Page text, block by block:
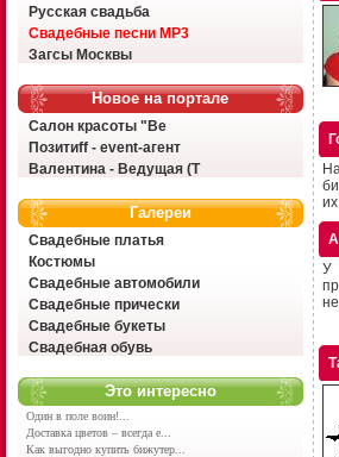
Русская свадьба
Свадебные песни MP3
Загсы Москвы
Новое на портале
Салон красоты "Ве
Позитиff - event-агент
Валентина - Ведущая (Т
Галереи
Свадебные платья
Костюмы
Свадебные автомобили
Свадебные прически
Свадебные букеты
Свадебная обувь
Это интересно
Один в поле воин!...
Доставка цветов – всегда е...
Как выгодно купить бижутер...
У